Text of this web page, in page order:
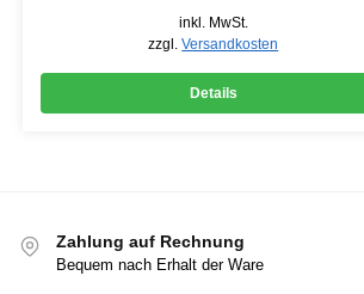
inkl. MwSt.
zzgl.Versandkosten
Details
Zahlung auf Rechnung
Bequem nach Erhalt der Ware